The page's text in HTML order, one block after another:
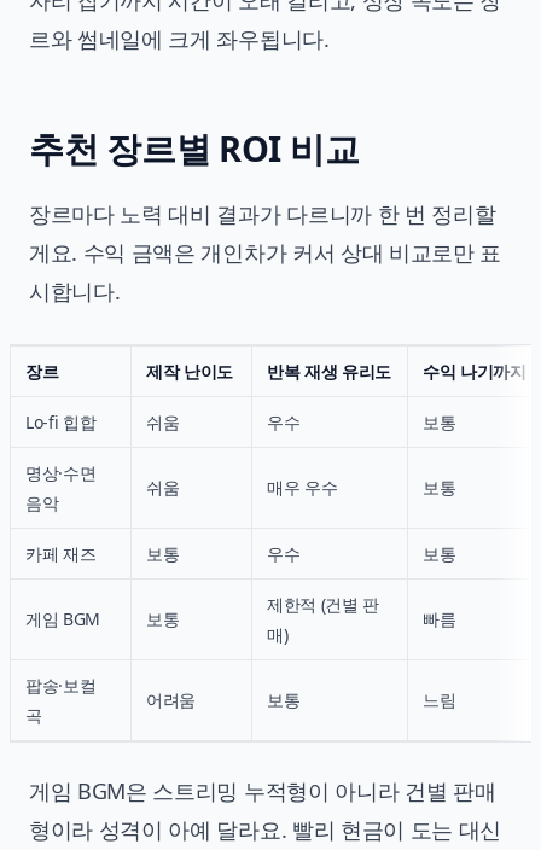
르와 썸네일에 크게 좌우됩니다.
추천 장르별 ROI 비교
장르마다 노력 대비 결과가 다르니까 한 번 정리할
게요. 수익 금액은 개인차가 커서 상대 비교로만 표
시합니다.
장르 제작 난이도 반복 재생 유리도 수익 나기까지
Lo-fi 힙합 쉬움 우수 보통
명상·수면
음악
쉬움 매우 우수 보통
카페 재즈 보통 우수 보통
게임 BGM 보통
제한적 (건별 판
매)
빠름
팝송·보컬
곡
어려움 보통 느림
게임 BGM은 스트리밍 누적형이 아니라 건별 판매
형이라 성격이 아예 달라요. 빨리 현금이 도는 대신